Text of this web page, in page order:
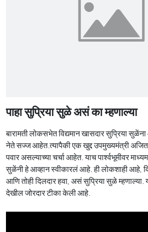
पाहा सुप्रिया सुळे असं का म्हणाल्या
बारामती लोकसभेत विद्यमान खासदार सुप्रिया
नेते सज्ज आहेत.त्यापैकी एक खुद्द उपमुख्यमंत्री अजित
पवार असल्याच्या चर्चा आहेत. याच पार्श्वभूमीवर
सुळेंनी हे आव्हान स्वीकारलं आहे. ही लोकशाही आहे,
आणि तोही दिलदार हवा, असं सुप्रिया सुळे म्हणाल्या.
देखील जोरदार टीका केली आहे.